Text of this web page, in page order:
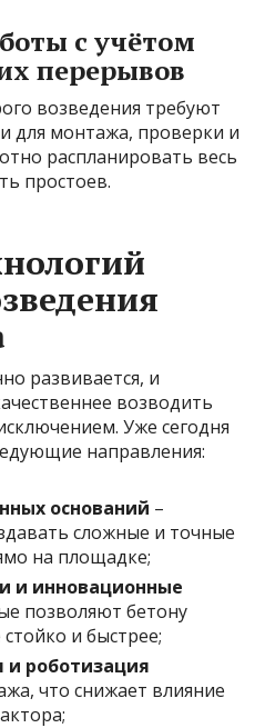
с учётом
перерывов
возведения требуют
для монтажа, проверки и
распланировать весь
простоев.
развивается, и
возводить
Уже сегодня
направления:
оснований –
сложные и точные
на площадке;
и инновационные
позволяют бетону
и быстрее;
роботизация
что снижает влияние